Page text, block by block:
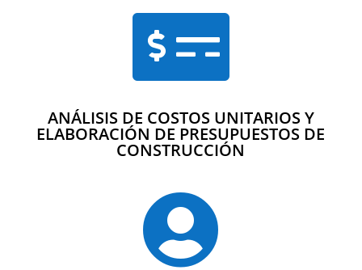

ANÁLISIS DE COSTOS UNITARIOS Y
ELABORACIÓN DE PRESUPUESTOS DE
CONSTRUCCIÓN
